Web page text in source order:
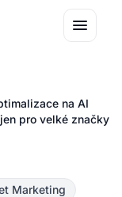
na AI
pro velké značky
Marketing